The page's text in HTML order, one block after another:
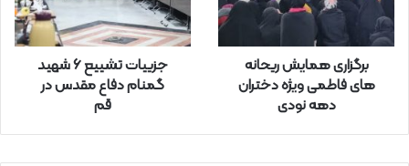
ا
ر
برگزاری همایش ریحانه
های فاطمی ویژه دختران
دهه نودی
جزییات تشییع 6 شهید
گمنام دفاع مقدس در
قم